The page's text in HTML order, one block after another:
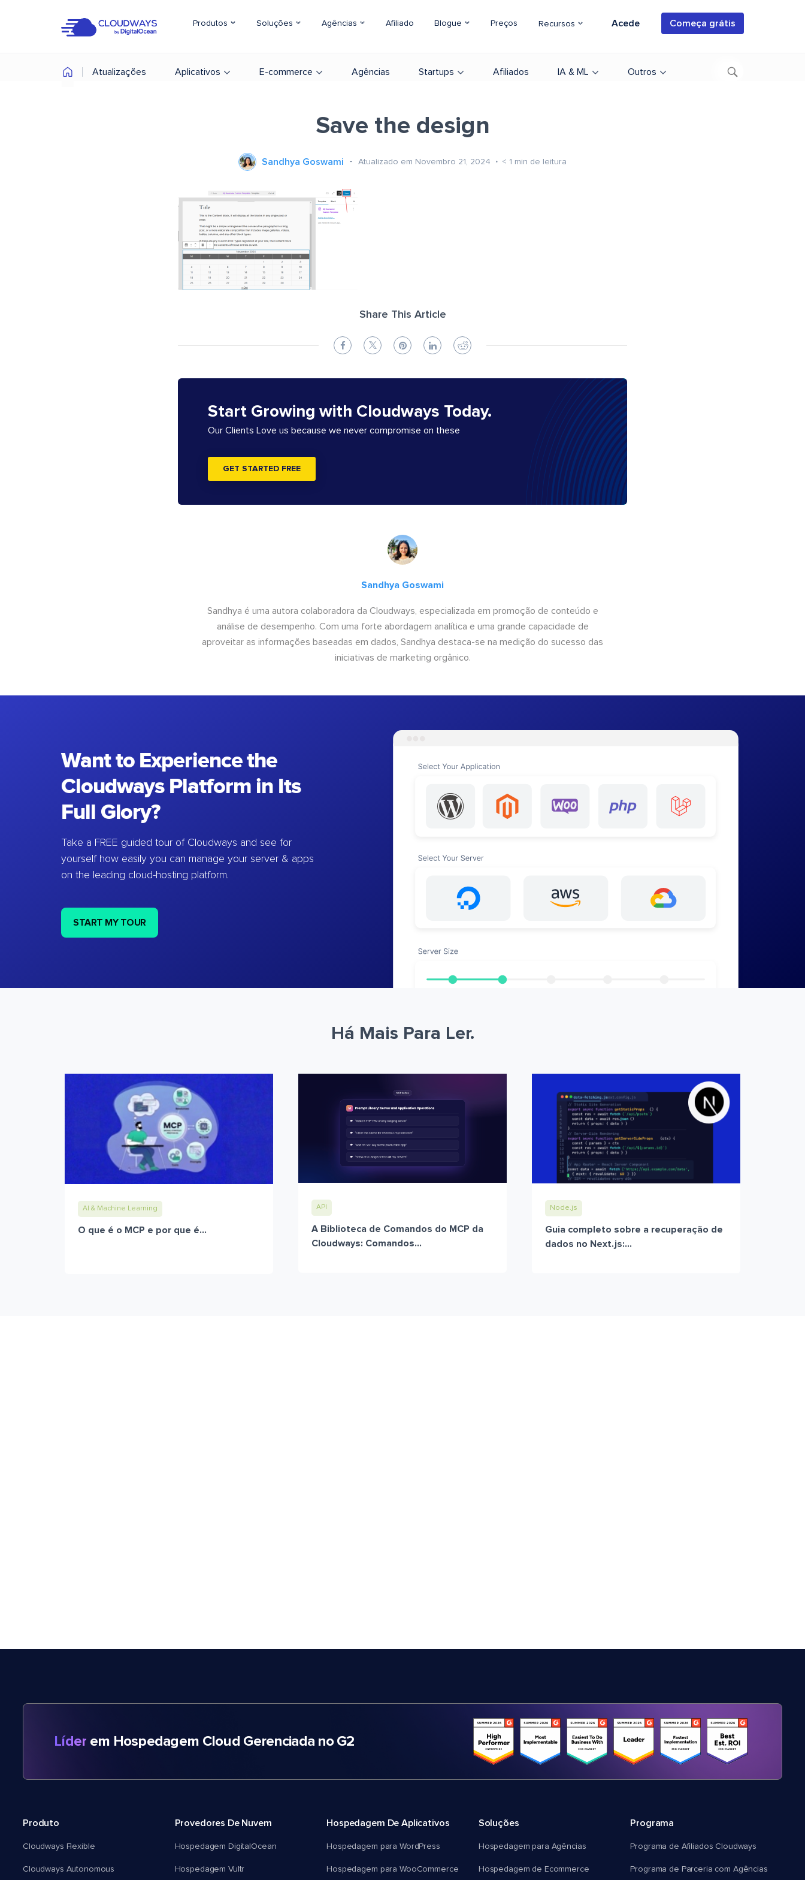
Produtos Soluções Agências Afiliado Blogue Preços Recursos Acede Começa grátis
Atualizações Aplicativos E-commerce Agências Startups Afiliados IA & ML Outros
Save the design
Sandhya Goswami Atualizado em Novembro 21, 2024 < 1 min de leitura
Share This Article
Start Growing with Cloudways Today.
Our Clients Love us because we never compromise on these
GET STARTED FREE
Sandhya Goswami
Sandhya é uma autora colaboradora da Cloudways, especializada em promoção de conteúdo e
análise de desempenho. Com uma forte abordagem analítica e uma grande capacidade de
aproveitar as informações baseadas em dados, Sandhya destaca-se na medição do sucesso das
iniciativas de marketing orgânico.
Want to Experience the
Cloudways Platform in Its
Full Glory?
Take a FREE guided tour of Cloudways and see for
yourself how easily you can manage your server & apps
on the leading cloud-hosting platform.
START MY TOUR
Há Mais Para Ler.
AI & Machine Learning
O que é o MCP e por que é...
API
A Biblioteca de Comandos do MCP da
Cloudways: Comandos...
Node.js
Guia completo sobre a recuperação de
dados no Next.js:...
Líder em Hospedagem Cloud Gerenciada no G2
Produto
Cloudways Flexible
Cloudways Autonomous
Provedores De Nuvem
Hospedagem DigitalOcean
Hospedagem Vultr
Hospedagem De Aplicativos
Hospedagem para WordPress
Hospedagem para WooCommerce
Soluções
Hospedagem para Agências
Hospedagem de Ecommerce
Programa
Programa de Afiliados Cloudways
Programa de Parceria com Agências